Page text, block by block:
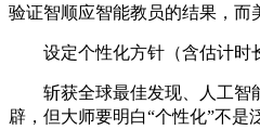
验证智顺应智能教员的结果，而
设定个性化方针（含估计时长
斩获全球最佳发现、人工智能
辟，但大师要明白“个性化”不是